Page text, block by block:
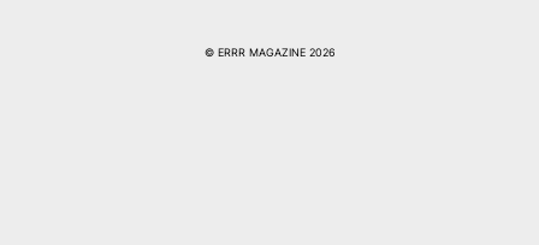
© ERRR MAGAZINE 2026